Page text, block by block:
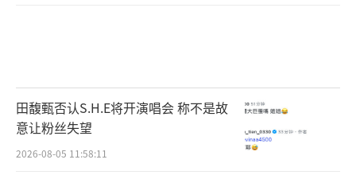
田馥甄否认S.H.E将开演唱会 称不是故
意让粉丝失望
2026-08-05 11:58:11